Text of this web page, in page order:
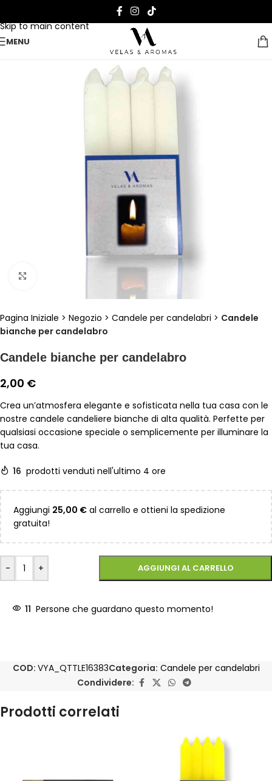
Skip to main content
MENU
Pagina Iniziale > Negozio > Candele per candelabri > Candele
bianche per candelabro
Candele bianche per candelabro
2,00 €
Crea un’atmosfera elegante e sofisticata nella tua casa con le
nostre candele candeliere bianche di alta qualità. Perfette per
qualsiasi occasione speciale o semplicemente per illuminare la
tua casa.
16 prodotti venduti nell'ultimo 4 ore
Aggiungi 25,00 € al carrello e ottieni la spedizione
gratuita!
- + AGGIUNGI AL CARRELLO
11 Persone che guardano questo momento!
COD: VYA_QTTLE16383Categoria: Candele per candelabri
Condividere:
Prodotti correlati